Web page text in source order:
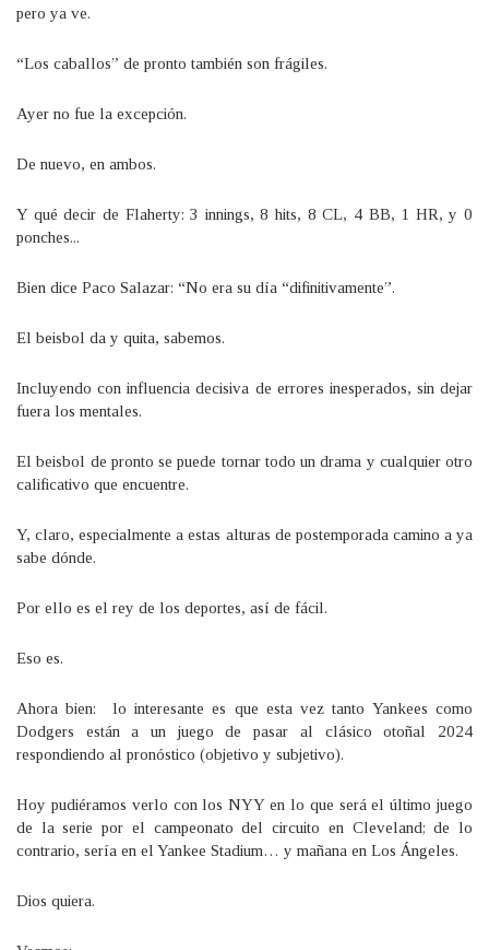
pero ya ve.
“Los caballos” de pronto también son frágiles.
Ayer no fue la excepción.
De nuevo, en ambos.
Y qué decir de Flaherty: 3 innings, 8 hits, 8 CL, 4 BB, 1 HR, y 0
ponches...
Bien dice Paco Salazar: “No era su día “difinitivamente”.
El beisbol da y quita, sabemos.
Incluyendo con influencia decisiva de errores inesperados, sin dejar
fuera los mentales.
El beisbol de pronto se puede tornar todo un drama y cualquier otro
calificativo que encuentre.
Y, claro, especialmente a estas alturas de postemporada camino a ya
sabe dónde.
Por ello es el rey de los deportes, así de fácil.
Eso es.
Ahora bien: lo interesante es que esta vez tanto Yankees como
Dodgers están a un juego de pasar al clásico otoñal 2024
respondiendo al pronóstico (objetivo y subjetivo).
Hoy pudiéramos verlo con los NYY en lo que será el último juego
de la serie por el campeonato del circuito en Cleveland; de lo
contrario, sería en el Yankee Stadium… y mañana en Los Ángeles.
Dios quiera.